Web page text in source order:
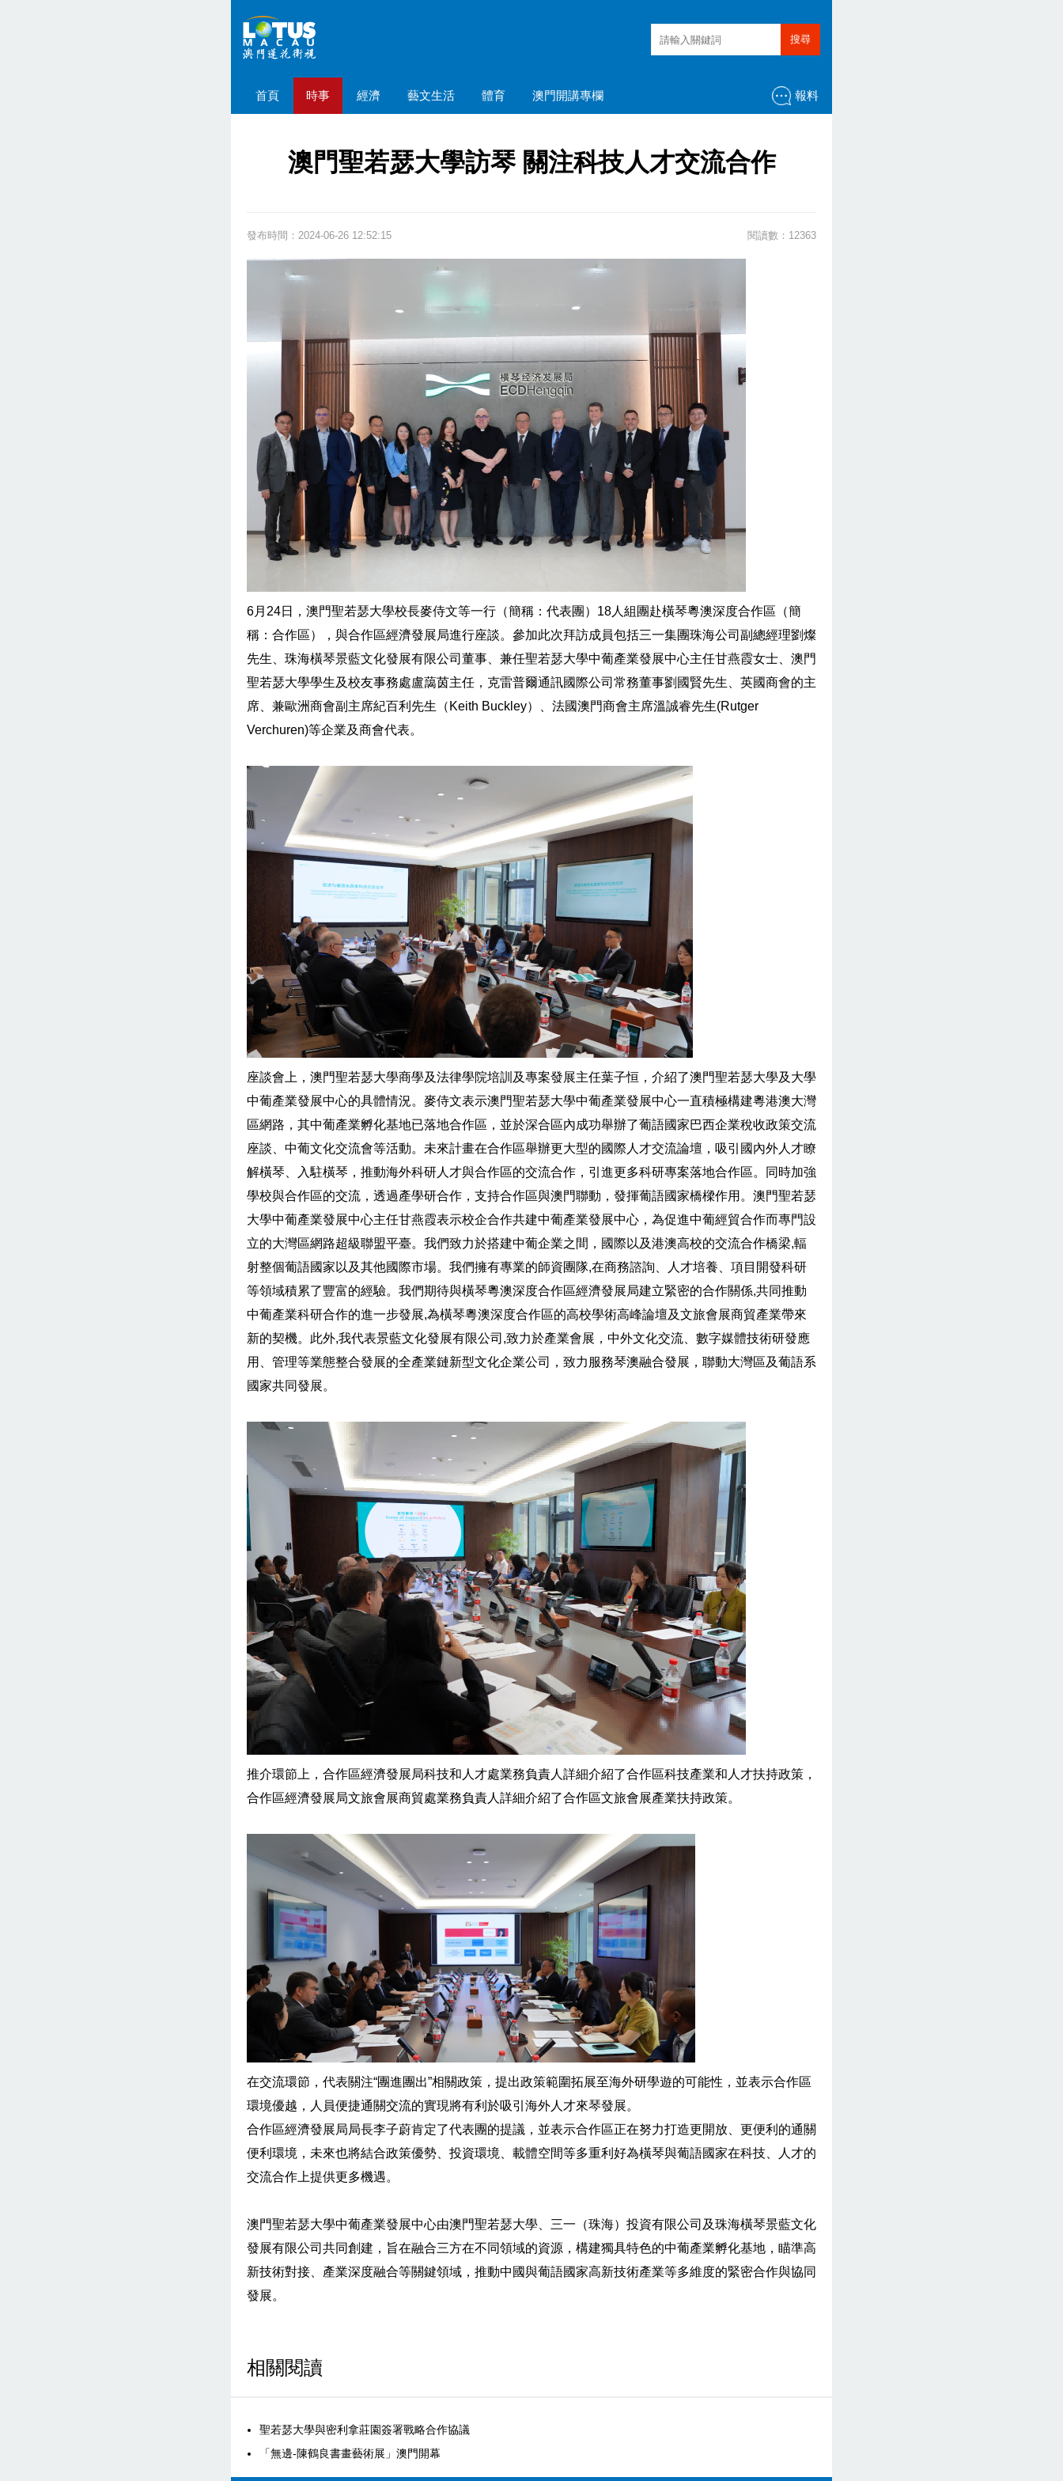
搜尋
首頁 時事 經濟 藝文生活 體育 澳門開講專欄 報料
澳門聖若瑟大學訪琴 關注科技人才交流合作
發布時間：2024-06-26 12:52:15 閱讀數：12363
6月24日，澳門聖若瑟大學校長麥侍文等一行（簡稱：代表團）18人組團赴橫琴粵澳深度合作區（簡
稱：合作區），與合作區經濟發展局進行座談。參加此次拜訪成員包括三一集團珠海公司副總經理劉燦
先生、珠海橫琴景藍文化發展有限公司董事、兼任聖若瑟大學中葡產業發展中心主任甘燕霞女士、澳門
聖若瑟大學學生及校友事務處盧藹茵主任，克雷普爾通訊國際公司常務董事劉國賢先生、英國商會的主
席、兼歐洲商會副主席紀百利先生（Keith Buckley）、法國澳門商會主席溫誠睿先生(Rutger
Verchuren)等企業及商會代表。
座談會上，澳門聖若瑟大學商學及法律學院培訓及專案發展主任葉子恒，介紹了澳門聖若瑟大學及大學
中葡產業發展中心的具體情況。麥侍文表示澳門聖若瑟大學中葡產業發展中心一直積極構建粵港澳大灣
區網路，其中葡產業孵化基地已落地合作區，並於深合區內成功舉辦了葡語國家巴西企業稅收政策交流
座談、中葡文化交流會等活動。未來計畫在合作區舉辦更大型的國際人才交流論壇，吸引國內外人才瞭
解橫琴、入駐橫琴，推動海外科研人才與合作區的交流合作，引進更多科研專案落地合作區。同時加強
學校與合作區的交流，透過產學研合作，支持合作區與澳門聯動，發揮葡語國家橋樑作用。澳門聖若瑟
大學中葡產業發展中心主任甘燕霞表示校企合作共建中葡產業發展中心，為促進中葡經貿合作而專門設
立的大灣區網路超級聯盟平臺。我們致力於搭建中葡企業之間，國際以及港澳高校的交流合作橋梁,輻
射整個葡語國家以及其他國際市場。我們擁有專業的師資團隊,在商務諮詢、人才培養、項目開發科研
等領域積累了豐富的經驗。我們期待與橫琴粵澳深度合作區經濟發展局建立緊密的合作關係,共同推動
中葡產業科研合作的進一步發展,為橫琴粵澳深度合作區的高校學術高峰論壇及文旅會展商貿產業帶來
新的契機。此外,我代表景藍文化發展有限公司,致力於產業會展，中外文化交流、數字媒體技術研發應
用、管理等業態整合發展的全產業鏈新型文化企業公司，致力服務琴澳融合發展，聯動大灣區及葡語系
國家共同發展。
推介環節上，合作區經濟發展局科技和人才處業務負責人詳細介紹了合作區科技產業和人才扶持政策，
合作區經濟發展局文旅會展商貿處業務負責人詳細介紹了合作區文旅會展產業扶持政策。
在交流環節，代表關注“團進團出”相關政策，提出政策範圍拓展至海外研學遊的可能性，並表示合作區
環境優越，人員便捷通關交流的實現將有利於吸引海外人才來琴發展。
合作區經濟發展局局長李子蔚肯定了代表團的提議，並表示合作區正在努力打造更開放、更便利的通關
便利環境，未來也將結合政策優勢、投資環境、載體空間等多重利好為橫琴與葡語國家在科技、人才的
交流合作上提供更多機遇。
澳門聖若瑟大學中葡產業發展中心由澳門聖若瑟大學、三一（珠海）投資有限公司及珠海橫琴景藍文化
發展有限公司共同創建，旨在融合三方在不同領域的資源，構建獨具特色的中葡產業孵化基地，瞄準高
新技術對接、產業深度融合等關鍵領域，推動中國與葡語國家高新技術產業等多維度的緊密合作與協同
發展。
相關閱讀
聖若瑟大學與密利拿莊園簽署戰略合作協議
「無邊-陳鶴良書畫藝術展」澳門開幕